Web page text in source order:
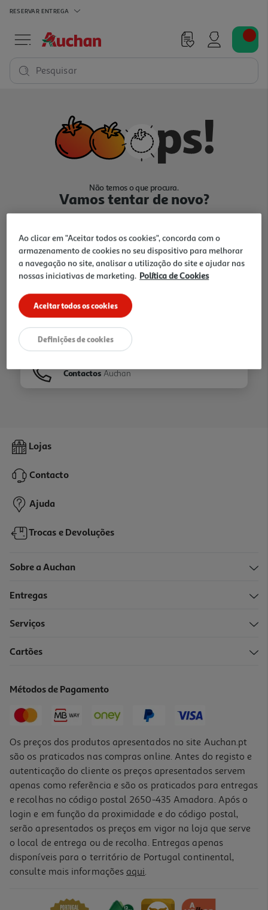
RESERVAR ENTREGA
Pesquisar
Não temos o que procura.
Vamos tentar de novo?
Ir para Homepage
Folhetos
Contactos Auchan
Lojas
Contacto
Ajuda
Trocas e Devoluções
Sobre a Auchan
Entregas
Serviços
Cartões
Métodos de Pagamento
Os preços dos produtos apresentados no site Auchan.pt
são os praticados nas compras online. Antes do registo e
autenticação do cliente os preços apresentados servem
apenas como referência e são os praticados para entregas
e recolhas no código postal 2650-435 Amadora. Após o
login e em função da proximidade e do código postal,
serão apresentados os preços em vigor na loja que serve
o local de entrega ou de recolha. Entregas apenas
disponíveis para o território de Portugal continental,
consulte mais informações aqui.
Ao clicar em "Aceitar todos os cookies", concorda com o
armazenamento de cookies no seu dispositivo para melhorar
a navegação no site, analisar a utilização do site e ajudar nas
nossas iniciativas de marketing. Política de Cookies
Aceitar todos os cookies
Definições de cookies